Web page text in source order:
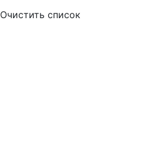
Очистить список